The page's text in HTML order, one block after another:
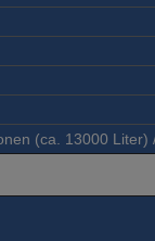
(ca. 13000 Liter)